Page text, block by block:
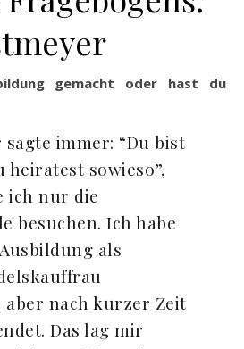
sagte immer: “Du bist
heiratest sowieso”,
ich nur die
besuchen. Ich habe
als
aber nach kurzer Zeit
Das lag mir